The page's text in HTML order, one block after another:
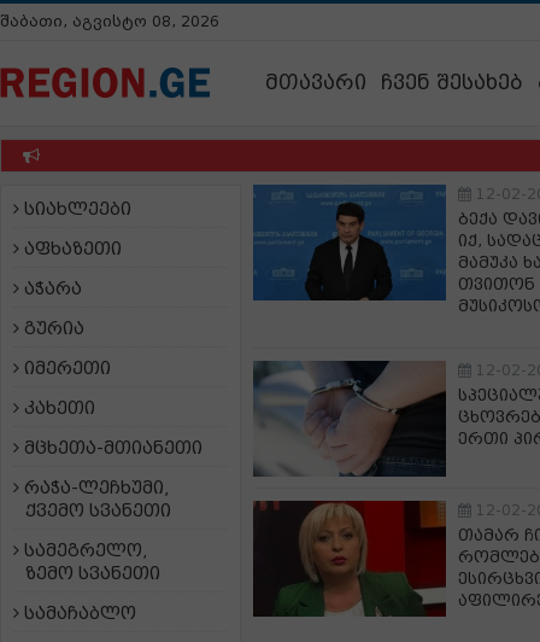
შაბათი, აგვისტო 08, 2026
მთავარი ჩვენ შესახებ
სიახლეები
აფხაზეთი
აჭარა
გურია
იმერეთი
კახეთი
მცხეთა-მთიანეთი
რაჭა-ლეჩხუმი,
ქვემო სვანეთი
სამეგრელო,
ზემო სვანეთი
სამაჩაბლო
12-02-
ბექა
იქ,
მამუკა
თვითონ
12-02-
ერთი
12-02-
თამარ